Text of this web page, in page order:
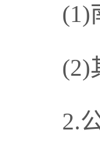
(1)
(2)
2.